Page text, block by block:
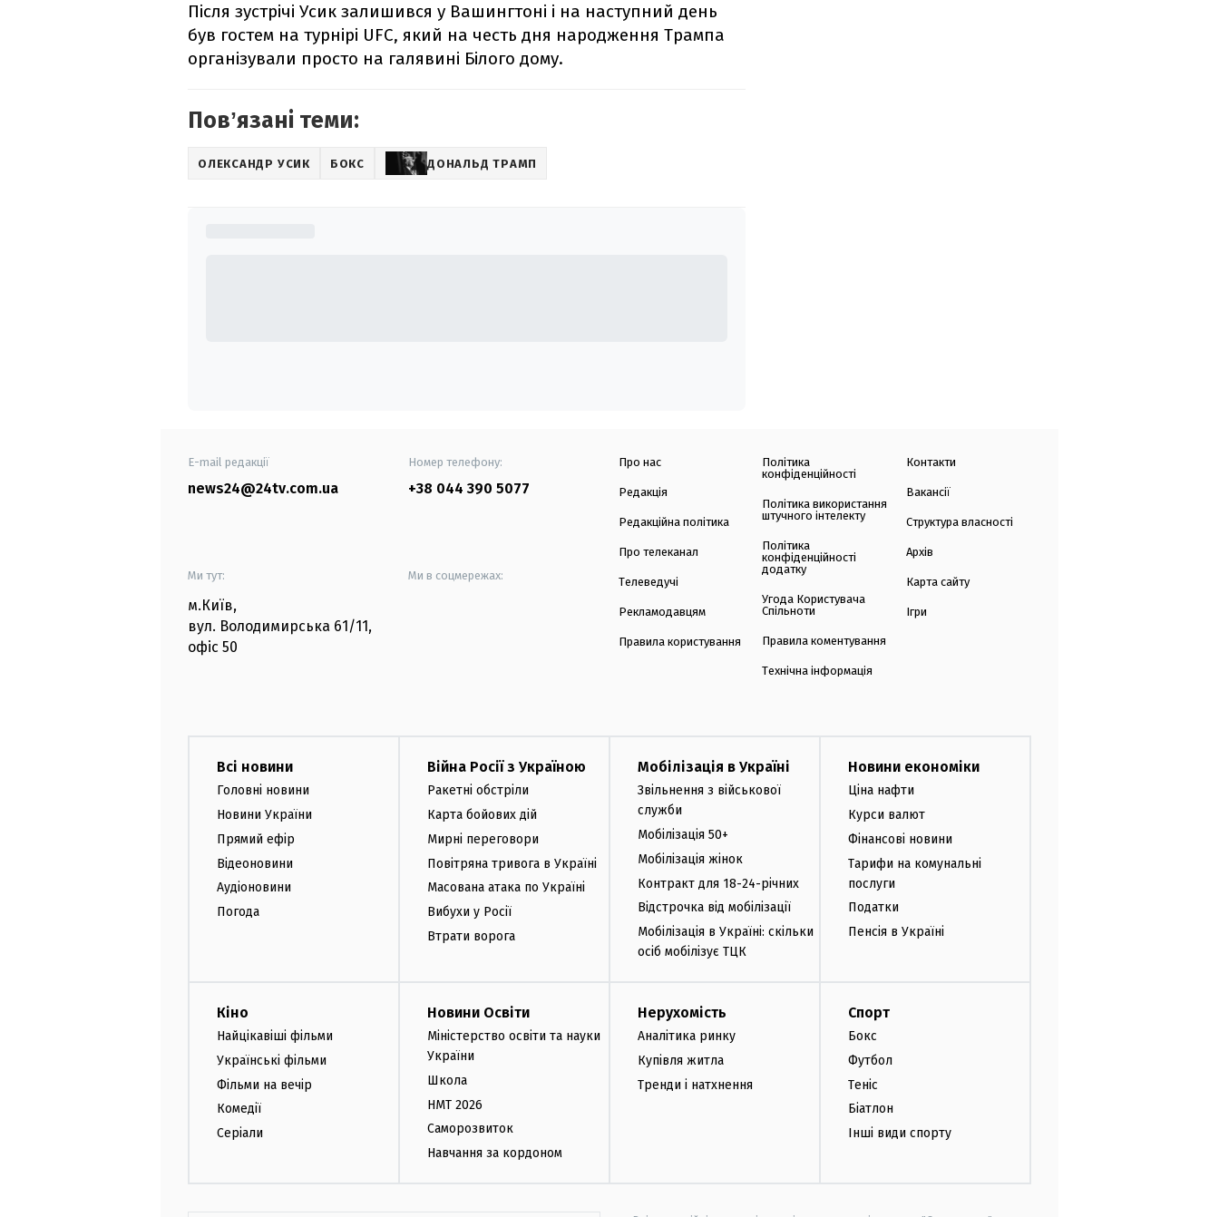
Після зустрічі Усик залишився у Вашингтоні і на наступний день
був гостем на турнірі UFC, який на честь дня народження Трампа
організували просто на галявині Білого дому.
Повʼязані теми:
ОЛЕКСАНДР УСИК БОКС ДОНАЛЬД ТРАМП
E-mail редакції
news24@24tv.com.ua
Номер телефону:
+38 044 390 5077
Ми тут:
м.Київ,
вул. Володимирська 61/11,
офіс 50
Ми в соцмережах:
Про нас
Редакція
Редакційна політика
Про телеканал
Телеведучі
Рекламодавцям
Правила користування
Політика
конфіденційності
Політика використання
штучного інтелекту
Політика
конфіденційності
додатку
Угода Користувача
Спільноти
Правила коментування
Технічна інформація
Контакти
Вакансії
Структура власності
Архів
Карта сайту
Ігри
Всі новини
Головні новини
Новини України
Прямий ефір
Відеоновини
Аудіоновини
Погода
Війна Росії з Україною
Ракетні обстріли
Карта бойових дій
Мирні переговори
Повітряна тривога в Україні
Масована атака по Україні
Вибухи у Росії
Втрати ворога
Мобілізація в Україні
Звільнення з військової
служби
Мобілізація 50+
Мобілізація жінок
Контракт для 18-24-річних
Відстрочка від мобілізації
Мобілізація в Україні: скільки
осіб мобілізує ТЦК
Новини економіки
Ціна нафти
Курси валют
Фінансові новини
Тарифи на комунальні
послуги
Податки
Пенсія в Україні
Кіно
Найцікавіші фільми
Українські фільми
Фільми на вечір
Комедії
Серіали
Новини Освіти
Міністерство освіти та науки
України
Школа
НМТ 2026
Саморозвиток
Навчання за кордоном
Нерухомість
Аналітика ринку
Купівля житла
Тренди і натхнення
Спорт
Бокс
Футбол
Теніс
Біатлон
Інші види спорту